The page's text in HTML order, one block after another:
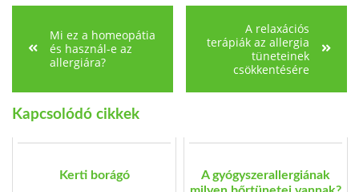
Mi ez a homeopátia
és használ-e az
allergiára?
A relaxációs
terápiák az allergia
tüneteinek
csökkentésére
Kapcsolódó cikkek
Kerti borágó
A gyógyszerallergiának